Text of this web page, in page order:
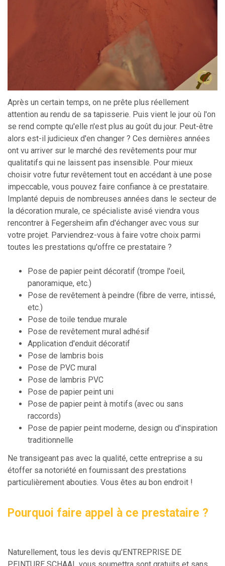
Après un certain temps, on ne prête plus réellement
attention au rendu de sa tapisserie. Puis vient le jour où l'on
se rend compte qu'elle n'est plus au goût du jour. Peut-être
alors est-il judicieux d'en changer ? Ces dernières années
ont vu arriver sur le marché des revêtements pour mur
qualitatifs qui ne laissent pas insensible. Pour mieux
choisir votre futur revêtement tout en accédant à une pose
impeccable, vous pouvez faire confiance à ce prestataire.
Implanté depuis de nombreuses années dans le secteur de
la décoration murale, ce spécialiste avisé viendra vous
rencontrer à Fegersheim afin d'échanger avec vous sur
votre projet. Parviendrez-vous à faire votre choix parmi
toutes les prestations qu'offre ce prestataire ?
Pose de papier peint décoratif (trompe l'oeil,
panoramique, etc.)
Pose de revêtement à peindre (fibre de verre, intissé,
etc.)
Pose de toile tendue murale
Pose de revêtement mural adhésif
Application d'enduit décoratif
Pose de lambris bois
Pose de PVC mural
Pose de lambris PVC
Pose de papier peint uni
Pose de papier peint à motifs (avec ou sans
raccords)
Pose de papier peint moderne, design ou d'inspiration
traditionnelle
Ne transigeant pas avec la qualité, cette entreprise a su
étoffer sa notoriété en fournissant des prestations
particulièrement abouties. Vous êtes au bon endroit !
Pourquoi faire appel à ce prestataire ?
Naturellement, tous les devis qu'ENTREPRISE DE